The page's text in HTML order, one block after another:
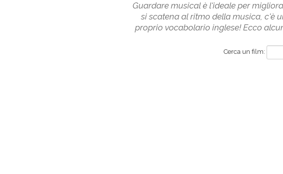
Guardare musical è l'ideale per
si scatena al ritmo della musica, c'è
proprio vocabolario inglese! Ecco
Cerca un film: